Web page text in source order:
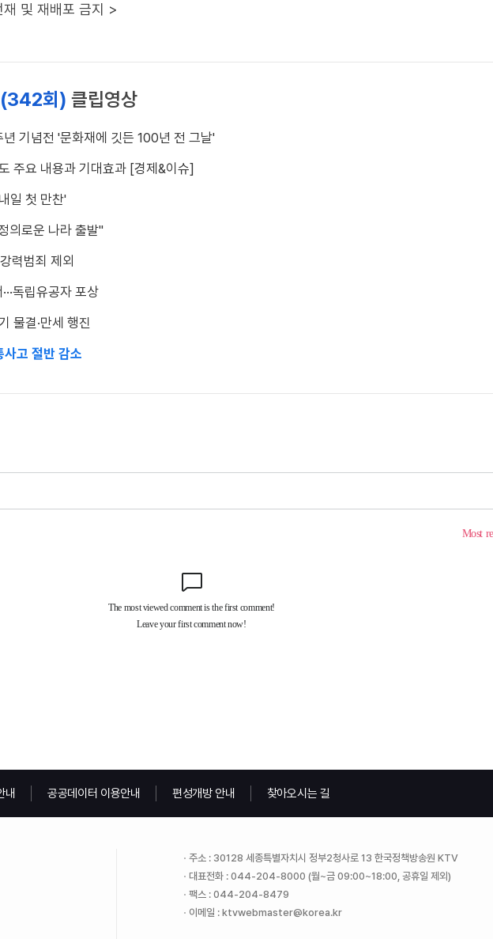
및 재배포 금지 >
(342회) 클립영상
년 기념전 '문화재에 깃든 100년 전 그날'
주요 내용과 기대효과 [경제&이슈]
일 첫 만찬'
의로운 나라 출발"
력범죄 제외
독립유공자 포상
물결·만세 행진
사고 절반 감소
내 공공데이터 이용안내 편성개방 안내 찾아오시는 길
주소 : 30128 세종특별자치시 정부2청사로 13 한국정책방송원 KTV
대표전화 : 044-204-8000 (월~금 09:00~18:00, 공휴일 제외)
팩스 : 044-204-8479
이메일 : ktvwebmaster@korea.kr